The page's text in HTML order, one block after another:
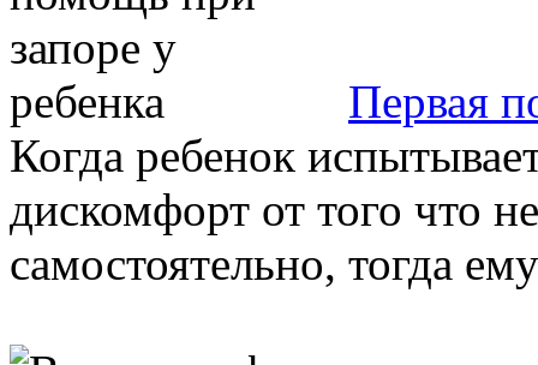
Первая
Когда ребенок
дискомфорт от того что
самостоятельно, тогда